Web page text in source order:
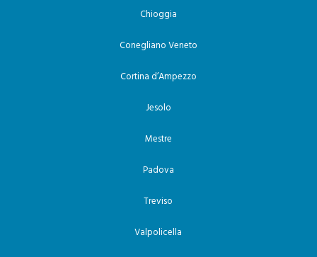
Chioggia
Conegliano Veneto
Cortina d’Ampezzo
Jesolo
Mestre
Padova
Treviso
Valpolicella